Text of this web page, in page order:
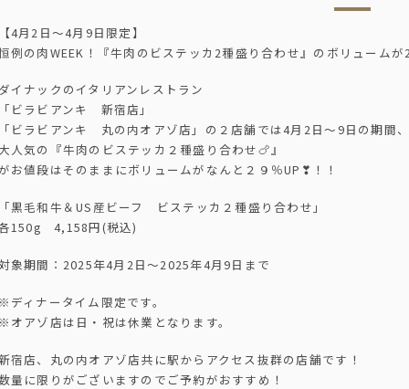
4月2日〜4月9日限定】
例の肉WEEK！『牛肉のビステッカ2種盛り合わせ』のボリュームが
イナックのイタリアンレストラン
ビラビアンキ 新宿店」
ビラビアンキ 丸の内オアゾ店」の２店舗では4月2日〜9日の期間、
人気の『牛肉のビステッカ２種盛り合わせ🍗』
お値段はそのままにボリュームがなんと２９％UP❣！！
黒毛和牛＆US産ビーフ ビステッカ２種盛り合わせ」
150g 4,158円(税込)
象期間：2025年4月2日〜2025年4月9日まで
ディナータイム限定です。
オアゾ店は日・祝は休業となります。
宿店、丸の内オアゾ店共に駅からアクセス抜群の店舗です！
量に限りがございますのでご予約がおすすめ！